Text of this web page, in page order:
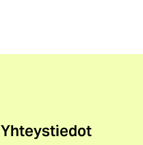
Yhteystiedot